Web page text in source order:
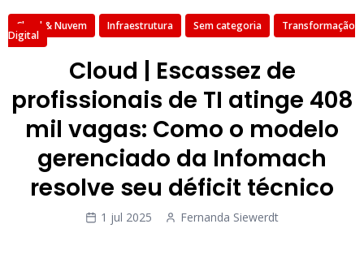
Cloud & Nuvem Infraestrutura Sem categoria Transformação
Digital
Cloud | Escassez de
profissionais de TI atinge 408
mil vagas: Como o modelo
gerenciado da Infomach
resolve seu déficit técnico
1 jul 2025 Fernanda Siewerdt